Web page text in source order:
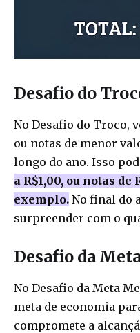
Desafio do
No Desafio do Troco,
ou notas de menor
longo do ano. Isso
a R$1,00, ou notas de
exemplo. No final do
surpreender com o
Desafio da
No Desafio da Meta
meta de economia
compromete a